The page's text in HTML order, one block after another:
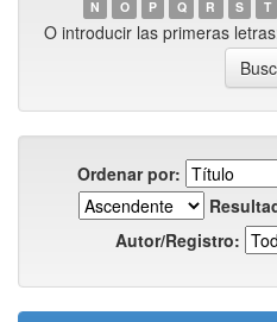
N
O P Q R S T
O introducir las primeras
Ordenar por:
Autor/Registro: